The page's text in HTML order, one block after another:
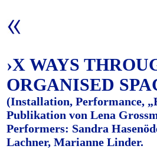
›X WAYS
ORGANISED
(Installation, Performance,
Publikation von Lena
Performers: Sandra
Lachner, Marianne Linder.